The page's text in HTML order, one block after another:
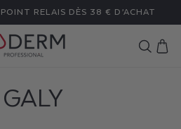
RELAIS DÈS 38 € D’ACHAT
Panier